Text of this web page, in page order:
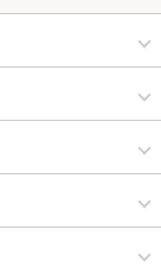
パスタ